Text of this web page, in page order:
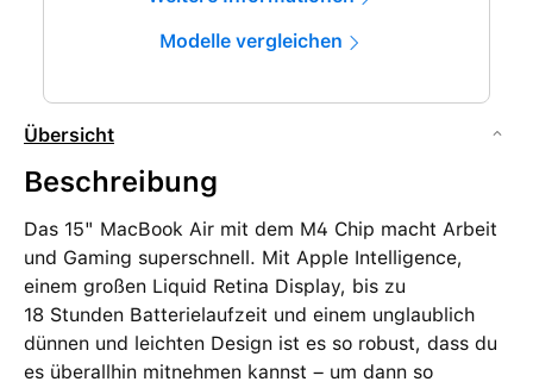
Modelle vergleichen
Übersicht
Beschreibung
Das 15" MacBook Air mit dem M4 Chip macht Arbeit
und Gaming superschnell. Mit Apple Intelligence,
einem großen Liquid Retina Display, bis zu
18 Stunden Batterielaufzeit und einem unglaublich
dünnen und leichten Design ist es so robust, dass du
es überallhin mitnehmen kannst – um dann so